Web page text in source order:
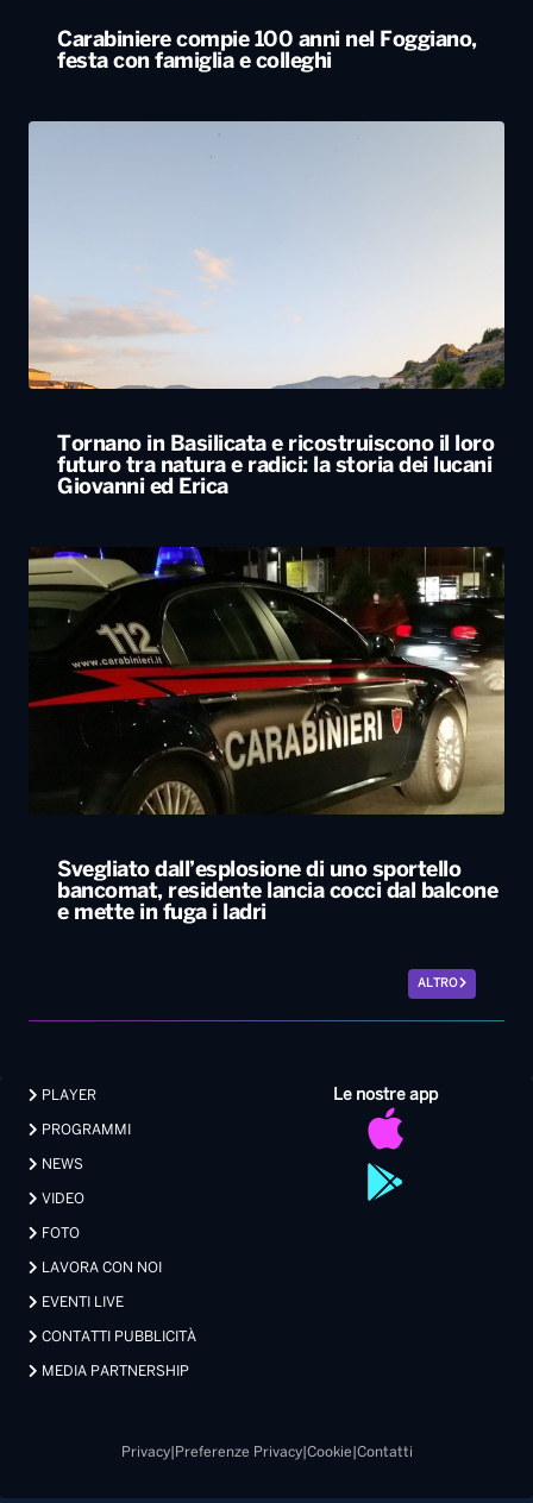
Carabiniere compie 100 anni nel Foggiano,
festa con famiglia e colleghi
Tornano in Basilicata e ricostruiscono il loro
futuro tra natura e radici: la storia dei lucani
Giovanni ed Erica
Svegliato dall’esplosione di uno sportello
bancomat, residente lancia cocci dal balcone
e mette in fuga i ladri
ALTRO
Le nostre app
PLAYER
PROGRAMMI
NEWS
VIDEO
FOTO
LAVORA CON NOI
EVENTI LIVE
CONTATTI PUBBLICITÀ
MEDIA PARTNERSHIP
Privacy| Preferenze Privacy| Cookie Contatti